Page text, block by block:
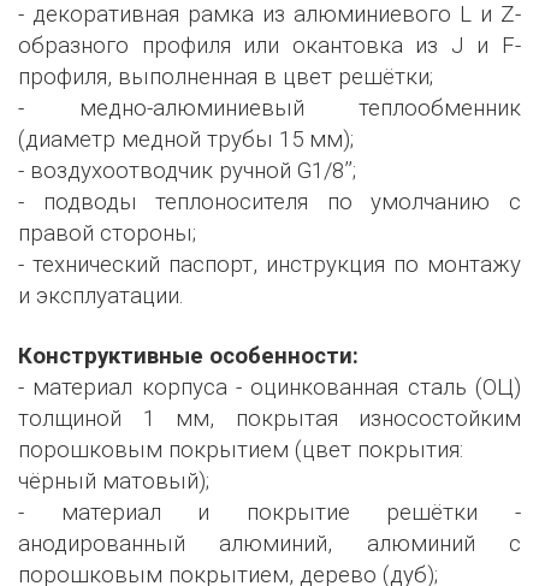
- декоративная рамка из алюминиевого L и Z-
образного профиля или окантовка из J и F-
профиля, выполненная в цвет решётки;
- медно-алюминиевый теплообменник
(диаметр медной трубы 15 мм);
- воздухоотводчик ручной G1/8’’;
- подводы теплоносителя по умолчанию с
правой стороны;
- технический паспорт, инструкция по монтажу
и эксплуатации.
Конструктивные особенности:
- материал корпуса - оцинкованная сталь (ОЦ)
толщиной 1 мм, покрытая износостойким
порошковым покрытием (цвет покрытия:
чёрный матовый);
- материал и покрытие решётки -
анодированный алюминий, алюминий с
порошковым покрытием, дерево (дуб);